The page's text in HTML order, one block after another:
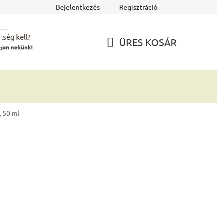
Bejelentkezés Regisztráció
kell?
nekünk! ÜRES KOSÁR
50 ml